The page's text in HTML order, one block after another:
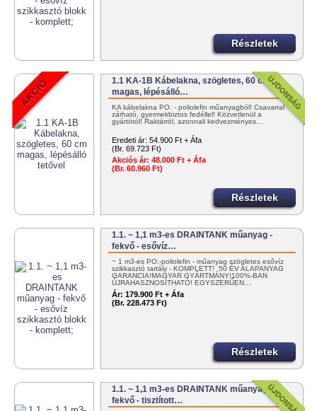
Részletek
1.1 KA-1B Kábelakna, szögletes, 60 cm
magas, lépésálló…
KA kábelakna PO. - poliolefin műanyagból! Csavarral
zárható, gyermekbiztos fedéllel! Közvetlenül a
gyártótól! Raktárról, azonnali kedvezményes…
Eredeti ár: 54.900 Ft + Áfa
(Br. 69.723 Ft)
Akciós ár: 48.000 Ft + Áfa
(Br. 60.960 Ft)
Részletek
1.1. ~ 1,1 m3-es DRAINTANK műanyag -
fekvő - esővíz…
~ 1 m3-es PO.-poliolefin - műanyag szögletes esővíz
szikkasztó tartály - KOMPLETT! 50 ÉV ALAPANYAG
GARANCIA!MAGYAR GYÁRTMÁNY!100%-BAN
ÚJRAHASZNOSÍTHATÓ! EGYSZERŰEN…
Ár: 179.900 Ft + Áfa
(Br. 228.473 Ft)
Részletek
1.1. ~ 1,1 m3-es DRAINTANK műanyag -
fekvő - tisztított…